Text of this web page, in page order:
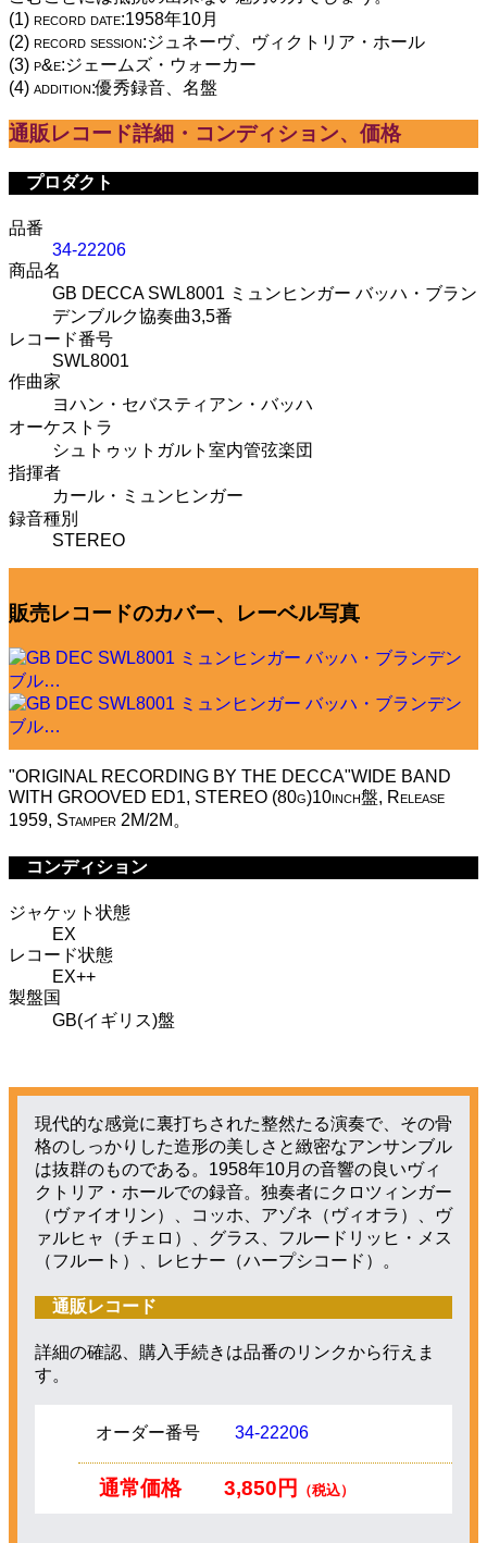
(1) record date:1958年10月
(2) record session:ジュネーヴ、ヴィクトリア・ホール
(3) p&e:ジェームズ・ウォーカー
(4) addition:優秀録音、名盤
通販レコード詳細・コンディション、価格
プロダクト
品番
34-22206
商品名
GB DECCA SWL8001 ミュンヒンガー バッハ・ブラン
デンブルク協奏曲3,5番
レコード番号
SWL8001
作曲家
ヨハン・セバスティアン・バッハ
オーケストラ
シュトゥットガルト室内管弦楽団
指揮者
カール・ミュンヒンガー
録音種別
STEREO
販売レコードのカバー、レーベル写真
"ORIGINAL RECORDING BY THE DECCA"WIDE BAND
WITH GROOVED ED1, STEREO (80g)10inch盤, Release
1959, Stamper 2M/2M。
コンディション
ジャケット状態
EX
レコード状態
EX++
製盤国
GB(イギリス)盤
現代的な感覚に裏打ちされた整然たる演奏で、その骨
格のしっかりした造形の美しさと緻密なアンサンブル
は抜群のものである。1958年10月の音響の良いヴィ
クトリア・ホールでの録音。独奏者にクロツィンガー
（ヴァイオリン）、コッホ、アゾネ（ヴィオラ）、ヴ
ァルヒャ（チェロ）、グラス、フルードリッヒ・メス
（フルート）、レヒナー（ハープシコード）。
通販レコード
詳細の確認、購入手続きは品番のリンクから行えま
す。
オーダー番号 34-22206
通常価格 3,850円 （税込）